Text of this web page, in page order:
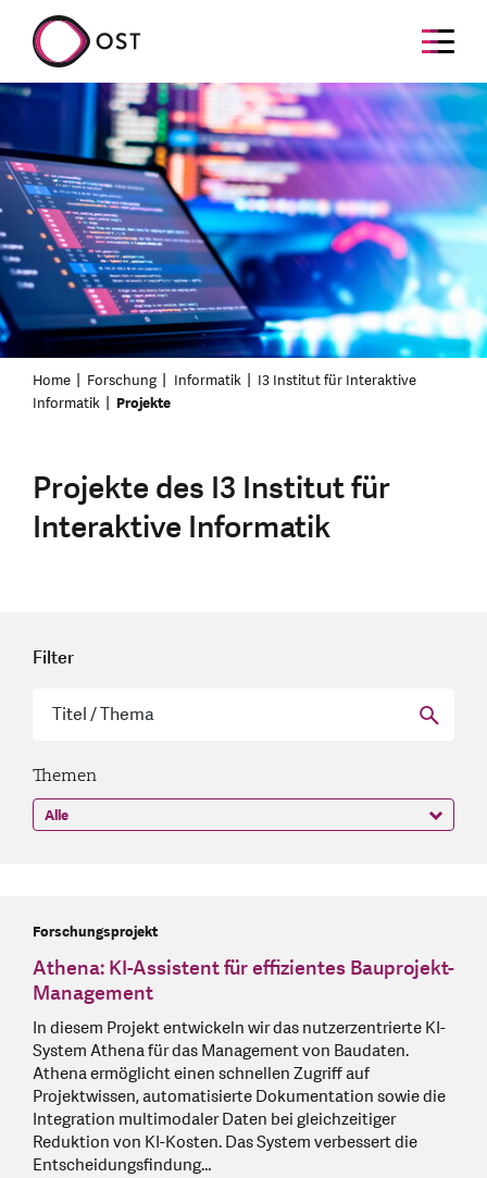
Home Forschung Informatik
I3 Institut für Interaktive
Informatik
Projekte
Projekte des I3 Institut für
Interaktive Informatik
Filter
Themen
Forschungsprojekt
Athena: KI-Assistent für effizientes Bauprojekt-
Management
In diesem Projekt entwickeln wir das nutzerzentrierte KI-
System Athena für das Management von Baudaten.
Athena ermöglicht einen schnellen Zugriff auf
Projektwissen, automatisierte Dokumentation sowie die
Integration multimodaler Daten bei gleichzeitiger
Reduktion von KI-Kosten. Das System verbessert die
Entscheidungsfindung…